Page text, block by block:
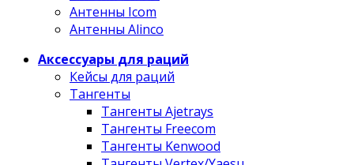
Антенны Icom
Антенны Alinco
Аксессуары для раций
Кейсы для раций
Тангенты
Тангенты Ajetrays
Тангенты Freecom
Тангенты Kenwood